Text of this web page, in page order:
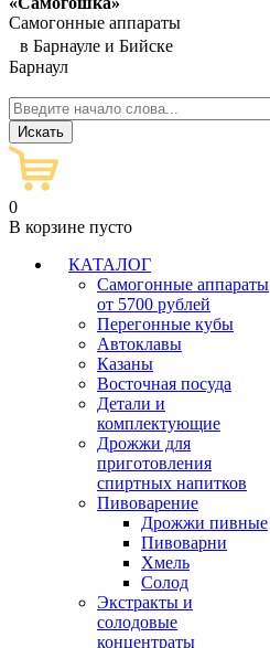
Самогонные аппараты
в Барнауле и Бийске
Барнаул
0
В корзине пусто
КАТАЛОГ
Самогонные аппараты
от 5700 рублей
Перегонные кубы
Автоклавы
Казаны
Восточная посуда
Детали и
комплектующие
Дрожжи для
приготовления
спиртных напитков
Пивоварение
Дрожжи пивные
Пивоварни
Хмель
Солод
Экстракты и
солодовые
концентраты